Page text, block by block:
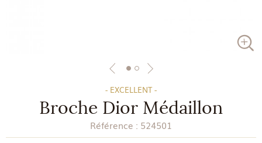
- EXCELLENT -
Broche Dior Médaillon
Référence : 524501